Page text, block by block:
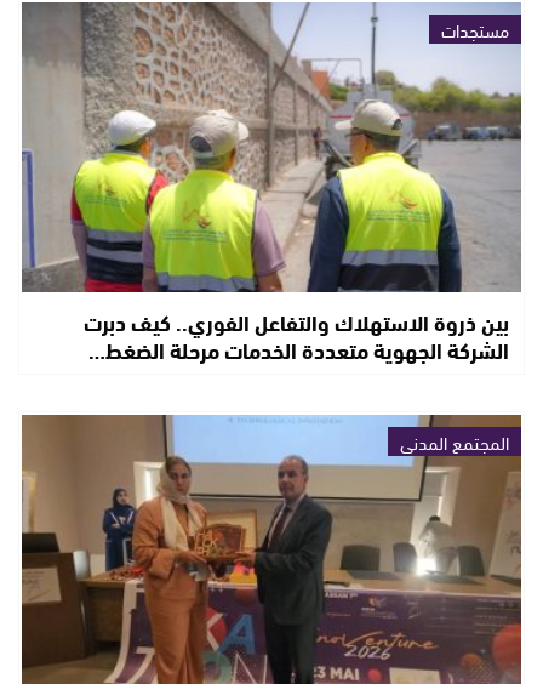
مستجدات
بين ذروة الاستهلاك والتفاعل الفوري.. كيف دبرت
الشركة الجهوية متعددة الخدمات مرحلة الضغط…
المجتمع المدني